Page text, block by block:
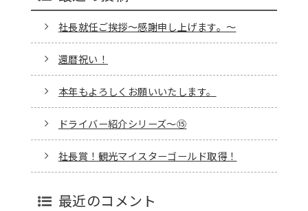
社長就任ご挨拶～感謝申し上げます。～
還暦祝い！
本年もよろしくお願いいたします。
ドライバー紹介シリーズ～⑮
社長賞！観光マイスターゴールド取得！
最近のコメント